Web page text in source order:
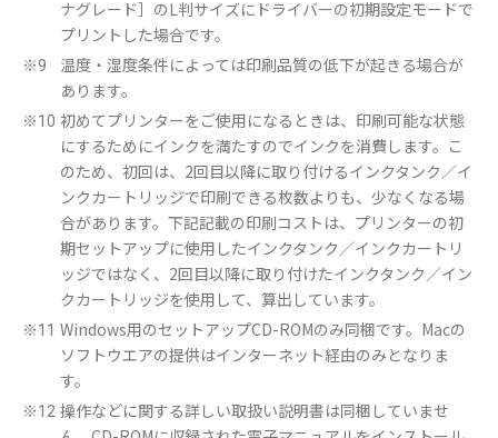
ナグレード］のL判サイズにドライバーの初期設定モードで
プリントした場合です。
※9
温度・湿度条件によっては印刷品質の低下が起きる場合が
あります。
※10 初めてプリンターをご使用になるときは、印刷可能な状態
にするためにインクを満たすのでインクを消費します。こ
のため、初回は、2回目以降に取り付けるインクタンク／イ
ンクカートリッジで印刷できる枚数よりも、少なくなる場
合があります。下記記載の印刷コストは、プリンターの初
期セットアップに使用したインクタンク／インクカートリ
ッジではなく、2回目以降に取り付けたインクタンク／イン
クカートリッジを使用して、算出しています。
※11 Windows用のセットアップCD-ROMのみ同梱です。Macの
ソフトウエアの提供はインターネット経由のみとなりま
す。
※12 操作などに関する詳しい取扱い説明書は同梱していませ